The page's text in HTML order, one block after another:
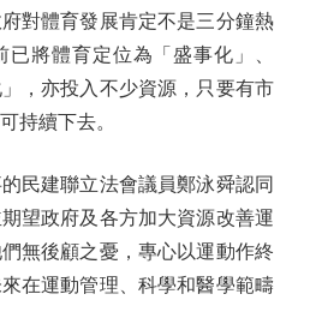
體育發展肯定不是三分鐘熱
已將體育定位為「盛事化」、
」，亦投入不少資源，只要有市
持續下去。
建聯立法會議員鄭泳舜認同
望政府及各方加大資源改善運
無後顧之憂，專心以運動作終
在運動管理、科學和醫學範疇